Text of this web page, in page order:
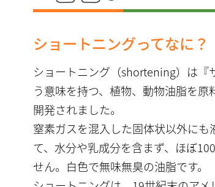
ショートニングってなに？
ショートニング（shortening）は『
う意味を持つ、植物、動物油脂を
開発されました。
窒素ガスを混入した固体状以外に
て、水分や乳成分を含まず、ほぼ
せん。白色で無味無臭の油脂です。